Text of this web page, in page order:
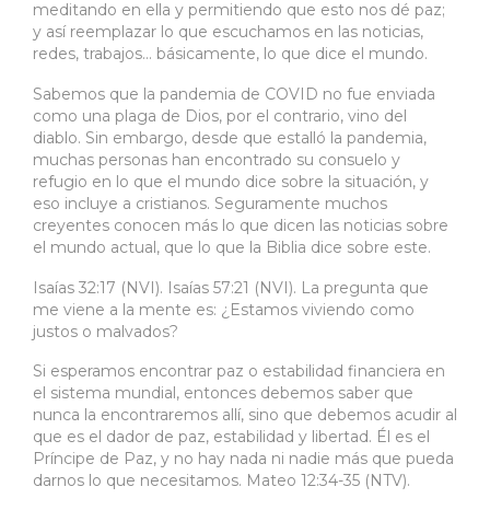
meditando en ella y permitiendo que esto nos dé paz;
y así reemplazar lo que escuchamos en las noticias,
redes, trabajos… básicamente, lo que dice el mundo.
Sabemos que la pandemia de COVID no fue enviada
como una plaga de Dios, por el contrario, vino del
diablo. Sin embargo, desde que estalló la pandemia,
muchas personas han encontrado su consuelo y
refugio en lo que el mundo dice sobre la situación, y
eso incluye a cristianos. Seguramente muchos
creyentes conocen más lo que dicen las noticias sobre
el mundo actual, que lo que la Biblia dice sobre este.
Isaías 32:17 (NVI). Isaías 57:21 (NVI). La pregunta que
me viene a la mente es: ¿Estamos viviendo como
justos o malvados?
Si esperamos encontrar paz o estabilidad financiera en
el sistema mundial, entonces debemos saber que
nunca la encontraremos allí, sino que debemos acudir al
que es el dador de paz, estabilidad y libertad. Él es el
Príncipe de Paz, y no hay nada ni nadie más que pueda
darnos lo que necesitamos. Mateo 12:34-35 (NTV).